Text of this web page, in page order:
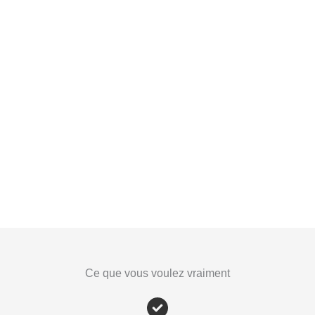
Ce que vous voulez vraiment